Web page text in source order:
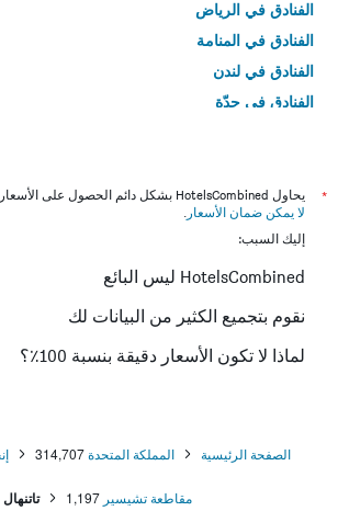
الفنادق في الرياض
الفنادق في المنامة
الفنادق في لندن
الفنادق في جدّة
*
يحاول HotelsCombined بشكل دائم الحصول على الأسعار الدقيقة، ولكن
لا يمكن ضمان الأسعار .
إليك السبب:
HotelsCombined ليس البائع
نقوم بتجميع الكثير من البيانات لك
لماذا لا تكون الأسعار دقيقة بنسبة 100٪؟
الصفحة الرئيسية المملكة المتحدة 314,707
مقاطعة تشيسير 1,197 تاتنهال